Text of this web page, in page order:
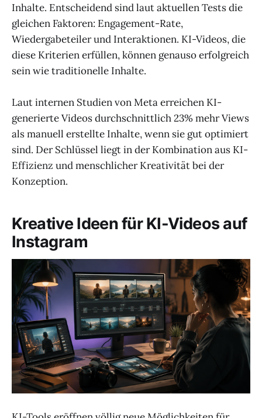
Inhalte. Entscheidend sind laut aktuellen Tests die
gleichen Faktoren: Engagement-Rate,
Wiedergabeteiler und Interaktionen. KI-Videos, die
diese Kriterien erfüllen, können genauso erfolgreich
sein wie traditionelle Inhalte.
Laut internen Studien von Meta erreichen KI-
generierte Videos durchschnittlich 23% mehr Views
als manuell erstellte Inhalte, wenn sie gut optimiert
sind. Der Schlüssel liegt in der Kombination aus KI-
Effizienz und menschlicher Kreativität bei der
Konzeption.
Kreative Ideen für KI-Videos auf
Instagram